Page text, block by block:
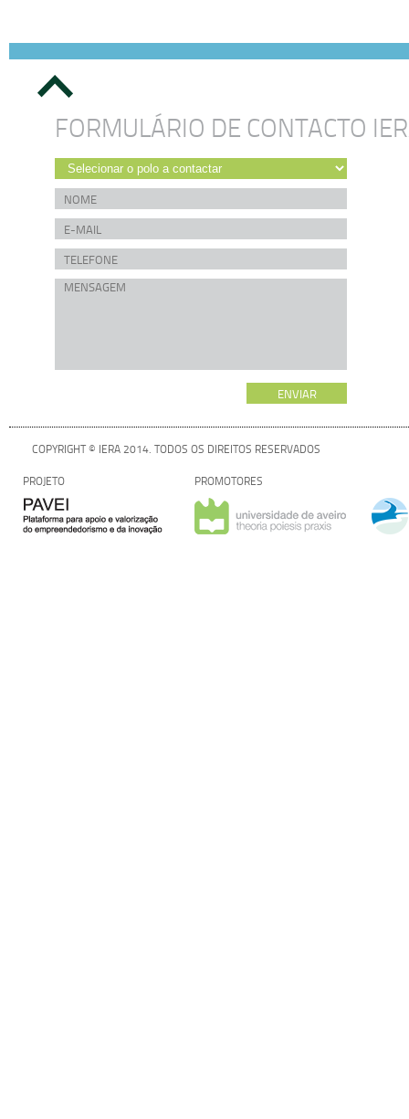
FORMULÁRIO DE CONTACTO
COPYRIGHT © IERA 2014. TODOS OS DIREITOS RESERVADOS
PROJETO PROMOTORES